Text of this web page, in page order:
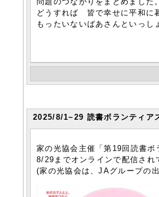
どうすれば 皆で幸せに平和に
もったいないばあさんといっし
2025/8/1~29 読書ボランティア
家の光協会主催「第19回読書
8/29までオンラインで配信され
(家の光協会は、JAグループの